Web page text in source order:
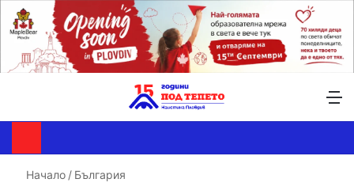
Начало / България